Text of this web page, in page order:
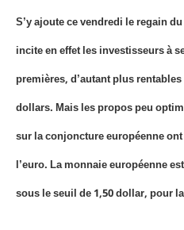
S’y ajoute ce vendredi le regain
incite en effet les investisseurs à
premières, d’autant plus
dollars. Mais les propos peu
sur la conjoncture européenne
l’euro. La monnaie européenne
sous le seuil de 1,50 dollar, pour